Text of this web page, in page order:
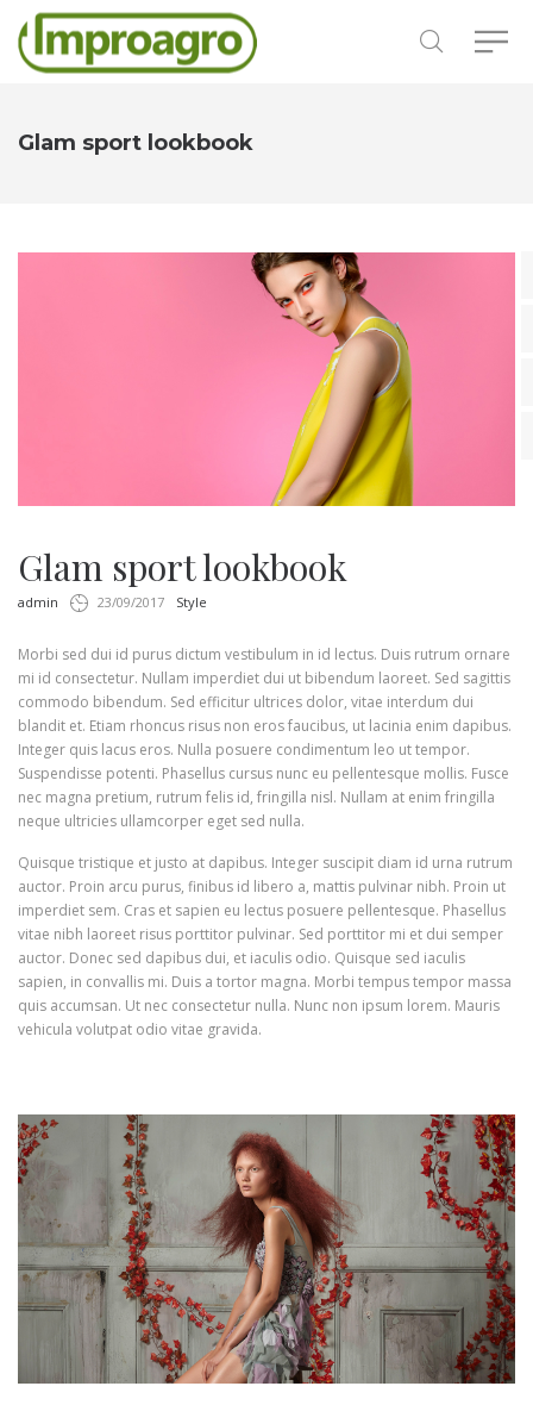
Glam sport lookbook
Glam sport lookbook
by
admin 23/09/2017 in
Style
Morbi sed dui id purus dictum vestibulum in id lectus. Duis rutrum ornare
mi id consectetur. Nullam imperdiet dui ut bibendum laoreet. Sed sagittis
commodo bibendum. Sed efficitur ultrices dolor, vitae interdum dui
blandit et. Etiam rhoncus risus non eros faucibus, ut lacinia enim dapibus.
Integer quis lacus eros. Nulla posuere condimentum leo ut tempor.
Suspendisse potenti. Phasellus cursus nunc eu pellentesque mollis. Fusce
nec magna pretium, rutrum felis id, fringilla nisl. Nullam at enim fringilla
neque ultricies ullamcorper eget sed nulla.
Quisque tristique et justo at dapibus. Integer suscipit diam id urna rutrum
auctor. Proin arcu purus, finibus id libero a, mattis pulvinar nibh. Proin ut
imperdiet sem. Cras et sapien eu lectus posuere pellentesque. Phasellus
vitae nibh laoreet risus porttitor pulvinar. Sed porttitor mi et dui semper
auctor. Donec sed dapibus dui, et iaculis odio. Quisque sed iaculis
sapien, in convallis mi. Duis a tortor magna. Morbi tempus tempor massa
quis accumsan. Ut nec consectetur nulla. Nunc non ipsum lorem. Mauris
vehicula volutpat odio vitae gravida.